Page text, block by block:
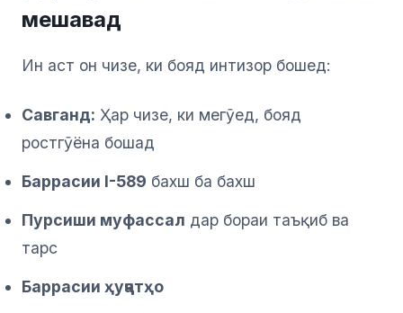
мешавад
Ин аст он чизе, ки бояд интизор бошед:
Савганд: Ҳар чизе, ки мегӯед, бояд
ростгӯёна бошад
Баррасии I-589 бахш ба бахш
Пурсиши муфассал дар бораи таъқиб ва
тарс
Баррасии ҳуҷҷатҳо